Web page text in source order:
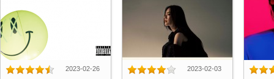
2023-02-26 2023-02-03